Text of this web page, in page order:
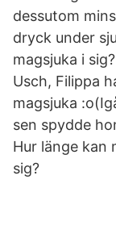
dessutom
dryck under
magsjuka i
Usch, Filippa
magsjuka
sen spydde
Hur länge kan
sig?